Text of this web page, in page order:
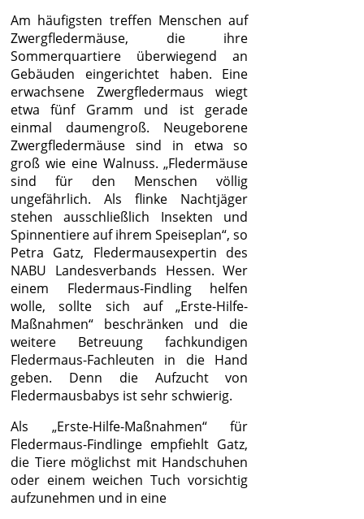
Am häufigsten treffen Menschen auf
Zwergfledermäuse, die ihre
Sommerquartiere überwiegend an
Gebäuden eingerichtet haben. Eine
erwachsene Zwergfledermaus wiegt
etwa fünf Gramm und ist gerade
einmal daumengroß. Neugeborene
Zwergfledermäuse sind in etwa so
groß wie eine Walnuss. „Fledermäuse
sind für den Menschen völlig
ungefährlich. Als flinke Nachtjäger
stehen ausschließlich Insekten und
Spinnentiere auf ihrem Speiseplan“, so
Petra Gatz, Fledermausexpertin des
NABU Landesverbands Hessen. Wer
einem Fledermaus-Findling helfen
wolle, sollte sich auf „Erste-Hilfe-
Maßnahmen“ beschränken und die
weitere Betreuung fachkundigen
Fledermaus-Fachleuten in die Hand
geben. Denn die Aufzucht von
Fledermausbabys ist sehr schwierig.
Als „Erste-Hilfe-Maßnahmen“ für
Fledermaus-Findlinge empfiehlt Gatz,
die Tiere möglichst mit Handschuhen
oder einem weichen Tuch vorsichtig
aufzunehmen und in eine